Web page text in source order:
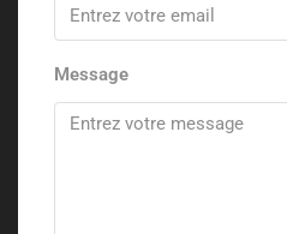
Message